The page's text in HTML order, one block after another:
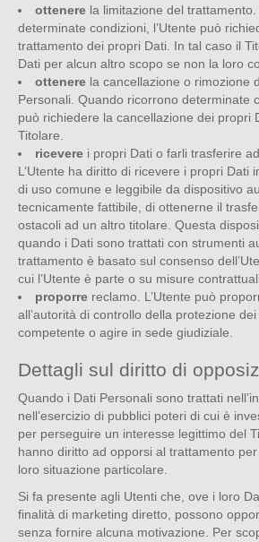
ottenere la limitazione del
determinate condizioni, l’Utente può
trattamento dei propri Dati. In tal caso il
Dati per alcun altro scopo se non la loro
ottenere la cancellazione o rimozione
Personali. Quando ricorrono determinate
può richiedere la cancellazione dei propri
Titolare.
ricevere i propri Dati o farli trasferire
L’Utente ha diritto di ricevere i propri Dati
di uso comune e leggibile da dispositivo
tecnicamente fattibile, di ottenerne il
ostacoli ad un altro titolare. Questa
quando i Dati sono trattati con strumenti
trattamento è basato sul consenso
cui l’Utente è parte o su misure
proporre reclamo. L’Utente può
all’autorità di controllo della protezione
competente o agire in sede giudiziale.
Dettagli sul diritto di
Quando i Dati Personali sono trattati
nell’esercizio di pubblici poteri di cui è
per perseguire un interesse legittimo del
hanno diritto ad opporsi al trattamento
loro situazione particolare.
Si fa presente agli Utenti che, ove i loro
finalità di marketing diretto, possono
senza fornire alcuna motivazione. Per